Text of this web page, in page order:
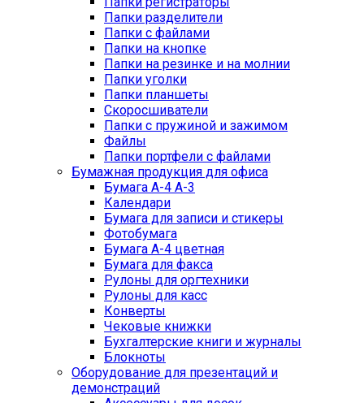
Папки разделители
Папки с файлами
Папки на кнопке
Папки на резинке и на молнии
Папки уголки
Папки планшеты
Скоросшиватели
Папки с пружиной и зажимом
Файлы
Папки портфели с файлами
Бумажная продукция для офиса
Бумага А-4 А-3
Календари
Бумага для записи и стикеры
Фотобумага
Бумага А-4 цветная
Бумага для факса
Рулоны для оргтехники
Рулоны для касс
Конверты
Чековые книжки
Бухгалтерские книги и журналы
Блокноты
Оборудование для презентаций и
демонстраций